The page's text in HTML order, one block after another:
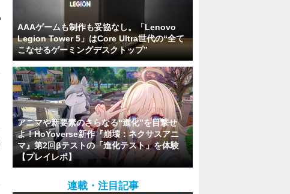
AAAゲームも制作も妥協なし。「Lenovo
Legion Tower 5」はCore Ultra世代の“全て
こなせるゲーミングデスクトップ”
アニマや新要素のさらなる“進化”を目撃せ
よ！HoYoverse新作『崩壊：ネクサスアニ
マ』第2回βテストの「進化テスト」を体験
【プレイレポ】
連載・注目記事